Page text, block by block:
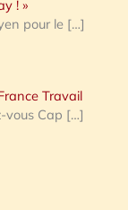
! »
pour le […]
Travail
vous Cap […]